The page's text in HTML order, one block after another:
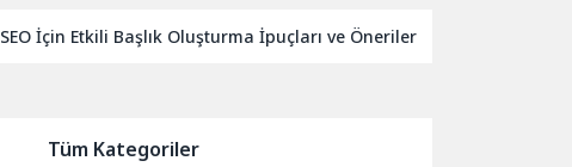
SEO İçin Etkili Başlık Oluşturma İpuçları ve Öneriler
Tüm Kategoriler